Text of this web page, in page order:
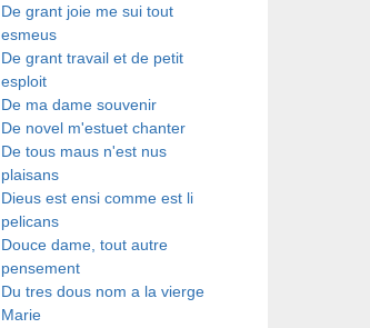
De grant joie me sui tout
esmeus
De grant travail et de petit
esploit
De ma dame souvenir
De novel m'estuet chanter
De tous maus n'est nus
plaisans
Dieus est ensi comme est li
pelicans
Douce dame, tout autre
pensement
Du tres dous nom a la vierge
Marie